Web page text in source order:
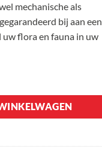
mechanische als
bij aan een
flora en fauna in uw